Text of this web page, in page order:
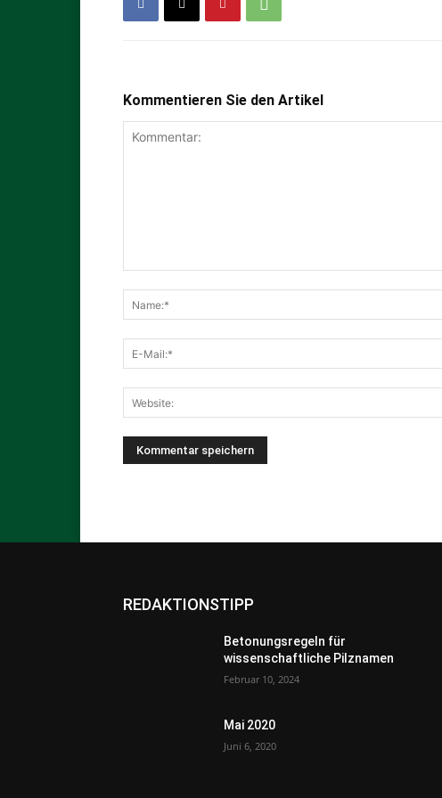
Kommentieren Sie den Artikel
REDAKTIONSTIPP
Betonungsregeln für
wissenschaftliche Pilznamen
Februar 10, 2024
Mai 2020
Juni 6, 2020